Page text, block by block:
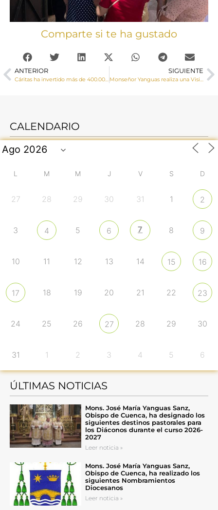
Comparte si te ha gustado
ANTERIOR SIGUIENTE
CALENDARIO
L M M J V S D
27 28 29 30 31 1 2
3 4 5 6 7 8 9
10 11 12 13 14 15 16
17 18 19 20 21 22 23
24 25 26 27 28 29 30
31 1 2 3 4 5 6
ÚLTIMAS NOTICIAS
Mons. José María Yanguas Sanz,
Obispo de Cuenca, ha designado los
siguientes destinos pastorales para
los Diáconos durante el curso 2026-
2027
Leer noticia »
Mons. José María Yanguas Sanz,
Obispo de Cuenca, ha realizado los
siguientes Nombramientos
Diocesanos
Leer noticia »